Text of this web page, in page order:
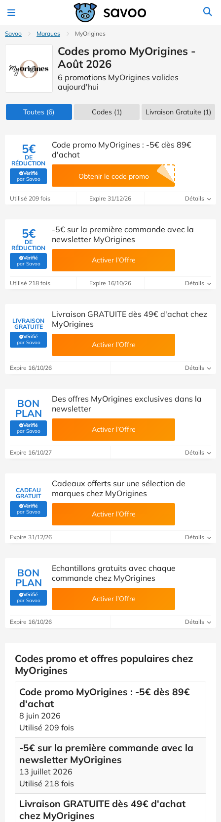
Savoo Marques MyOrigines
Codes promo MyOrigines -
Août 2026
6 promotions MyOrigines valides
aujourd'hui
Toutes (6) Codes(1) Livraison Gratuite (1)
5€
DE
RÉDUCTION
Vérifié
par Savoo(Vérifié par Savoo)
Code promo MyOrigines : -5€ dès 89€
d'achat
Obtenir le code promo
Utilisé 209 fois Expire 31/12/26 Détails
5€
DE
RÉDUCTION
Vérifié
par Savoo(Vérifié par Savoo)
-5€ sur la première commande avec la
newsletter MyOrigines
Activer l’Offre
Utilisé 218 fois Expire 16/10/26 Détails
LIVRAISON
GRATUITE
Vérifié
par Savoo(Vérifié par Savoo)
Livraison GRATUITE dès 49€ d'achat chez
MyOrigines
Activer l’Offre
Expire 16/10/26 Détails
BON
PLAN
Vérifié
par Savoo(Vérifié par Savoo)
Des offres MyOrigines exclusives dans la
newsletter
Activer l’Offre
Expire 16/10/27 Détails
CADEAU
GRATUIT
Vérifié
par Savoo(Vérifié par Savoo)
Cadeaux offerts sur une sélection de
marques chez MyOrigines
Activer l’Offre
Expire 31/12/26 Détails
BON
PLAN
Vérifié
par Savoo(Vérifié par Savoo)
Echantillons gratuits avec chaque
commande chez MyOrigines
Activer l’Offre
Expire 16/10/26 Détails
Codes promo et offres populaires chez
MyOrigines
Code promo MyOrigines : -5€ dès 89€
d'achat
8 juin 2026
Utilisé 209 fois
-5€ sur la première commande avec la
newsletter MyOrigines
13 juillet 2026
Utilisé 218 fois
Livraison GRATUITE dès 49€ d'achat
chez MyOrigines